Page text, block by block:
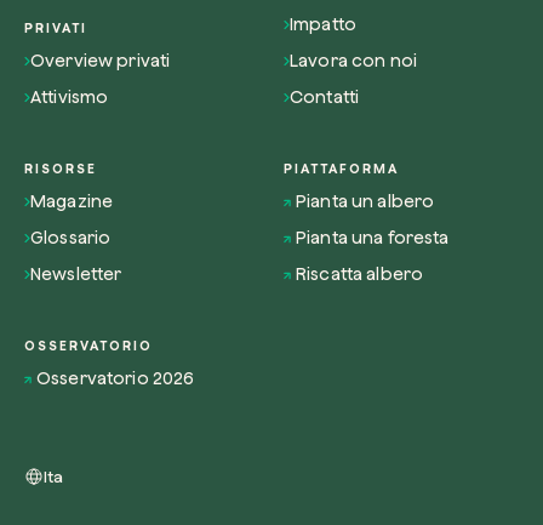
PRIVATI
Overview privati
Attivismo
Impatto
Lavora con noi
Contatti
RISORSE
Magazine
Glossario
Newsletter
OSSERVATORIO
Osservatorio 2026
PIATTAFORMA
Pianta un albero
Pianta una foresta
Riscatta albero
Ita